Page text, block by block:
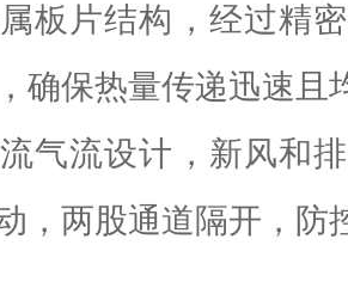
属板片结构，经过精
确保热量传递迅速且
流气流设计，新风和
，两股通道隔开，防